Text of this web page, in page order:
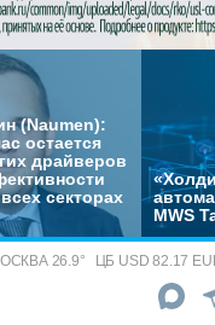
(Naumen):
остается
драйверов
секторах
MWS
26.9° ЦБ USD 82.17